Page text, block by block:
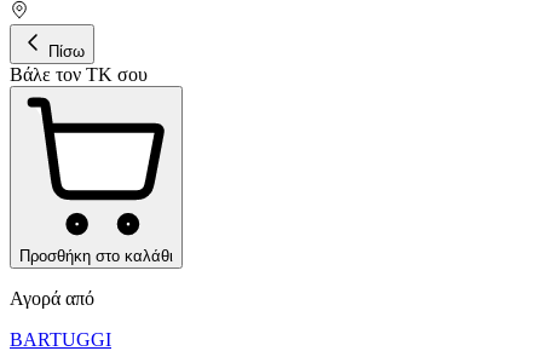
Πίσω
Βάλε τον ΤΚ σου
Προσθήκη στο καλάθι
Αγορά από
BARTUGGI